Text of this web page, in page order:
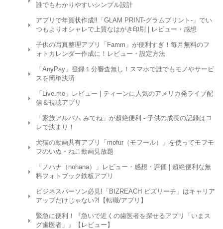
誰でもわかりやすいシンプル設計
アプリで年賀状作成‼︎「GLAM PRINT-グラムプリント-」でい
つもよりオシャレで上質なはがき印刷 | レビュー・感想
子供の写真整理アプリ「Famm」が便利すぎ！毎月無料のフ
ォトカレンダー作成に！レビュー・設定方法
「AnyPay」登録１分審査無し！スマホで誰でもモノやサービ
スを簡単決済
「Live.me」レビュー | ティーンに人気のアメリカ発ライブ配
信＆視聴アプリ
「家族アルバム みてね」が超絶便利 - 子供の成長の記録はコ
レで決まり！
犬猫の動画共有アプリ「mofur（モフール）」を使ってモフモ
フのいぬ・ねこ動画見放題
「ノハナ（nohana）」レビュー・感想・評価 | 超絶便利な無
料フォトブック鉄板アプリ
ビジネスパーソン必見!「BIZREACH ビズリーチ」はキャリア
アップだけじゃない?!【転職/アプリ】
緊急に便利！『急いで近くの歯医者を探せるアプリ「いまス
グ歯医者」』【レビュー】